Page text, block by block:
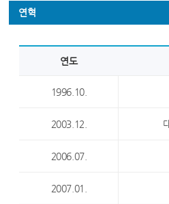
연혁
연도
1996.10.
2003.12.
2006.07.
2007.01.